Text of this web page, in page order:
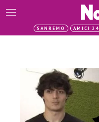
SANREMO AMICI 24